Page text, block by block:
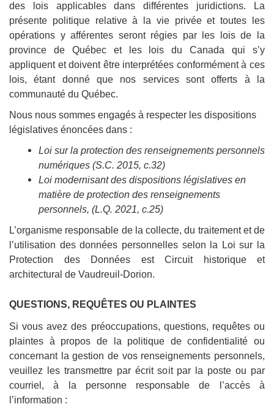
des lois applicables dans différentes juridictions. La
présente politique relative à la vie privée et toutes les
opérations y afférentes seront régies par les lois de la
province de Québec et les lois du Canada qui s’y
appliquent et doivent être interprétées conformément à ces
lois, étant donné que nos services sont offerts à la
communauté du Québec.
Nous nous sommes engagés à respecter les dispositions
législatives énoncées dans :
Loi sur la protection des renseignements personnels
numériques (S.C. 2015, c.32)
Loi modernisant des dispositions législatives en
matière de protection des renseignements
personnels, (L.Q. 2021, c.25)
L’organisme responsable de la collecte, du traitement et de
l’utilisation des données personnelles selon la Loi sur la
Protection des Données est Circuit historique et
architectural de Vaudreuil-Dorion.
QUESTIONS, REQUÊTES OU PLAINTES
Si vous avez des préoccupations, questions, requêtes ou
plaintes à propos de la politique de confidentialité ou
concernant la gestion de vos renseignements personnels,
veuillez les transmettre par écrit soit par la poste ou par
courriel, à la personne responsable de l’accès à
l’information :